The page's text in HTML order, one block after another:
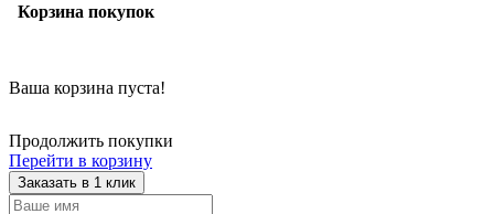
Корзина покупок
Ваша корзина пуста!
Продолжить покупки
Перейти в корзину
Заказать в 1 клик